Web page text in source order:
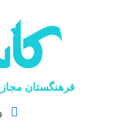
فرهنگستان